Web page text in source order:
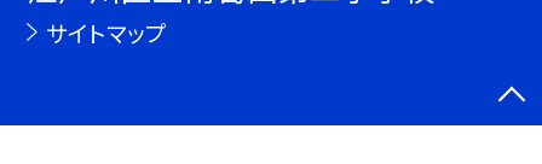
サイトマップ